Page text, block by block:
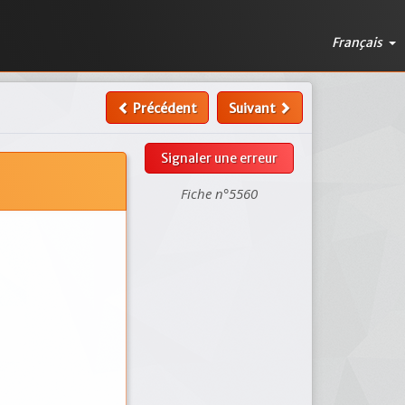
Français
Précédent Suivant
Signaler une erreur
Fiche n°5560